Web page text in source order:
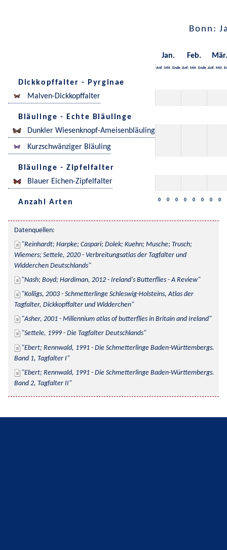
Bonn:
Jan. Feb. Mär.
Anf. Mit. Ende Anf. Mit. Ende Anf. Mit.
Dickkopffalter - Pyrginae
Malven-Dickkopffalter
Bläulinge - Echte Bläulinge
Dunkler Wiesenknopf-Ameisenbläuling
Kurzschwänziger Bläuling
Bläulinge - Zipfelfalter
Blauer Eichen-Zipfelfalter
Anzahl Arten 0 0 0 0 0 0 0 0
Datenquellen:
Reinhardt; Harpke; Caspari; Dolek; Kuehn; Musche; Trusch;
Wiemers; Settele, 2020 - Verbreitungsatlas der Tagfalter und
Widderchen Deutschlands
Nash; Boyd; Hardiman, 2012 - Ireland's Butterflies - A Review
Kolligs, 2003 - Schmetterlinge Schleswig-Holsteins, Atlas der
Tagfalter, Dickkopffalter und Widderchen
Asher, 2001 - Millennium atlas of butterflies in Britain and Ireland
Settele, 1999 - Die Tagfalter Deutschlands
Ebert; Rennwald, 1991 - Die Schmetterlinge Baden-Württembergs.
Band 1, Tagfalter I
Ebert; Rennwald, 1991 - Die Schmetterlinge Baden-Württembergs.
Band 2, Tagfalter II